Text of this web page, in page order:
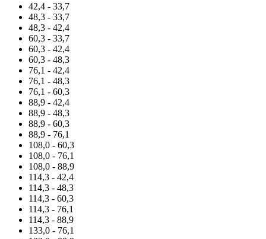
42,4 - 33,7
48,3 - 33,7
48,3 - 42,4
60,3 - 33,7
60,3 - 42,4
60,3 - 48,3
76,1 - 42,4
76,1 - 48,3
76,1 - 60,3
88,9 - 42,4
88,9 - 48,3
88,9 - 60,3
88,9 - 76,1
108,0 - 60,3
108,0 - 76,1
108,0 - 88,9
114,3 - 42,4
114,3 - 48,3
114,3 - 60,3
114,3 - 76,1
114,3 - 88,9
133,0 - 76,1